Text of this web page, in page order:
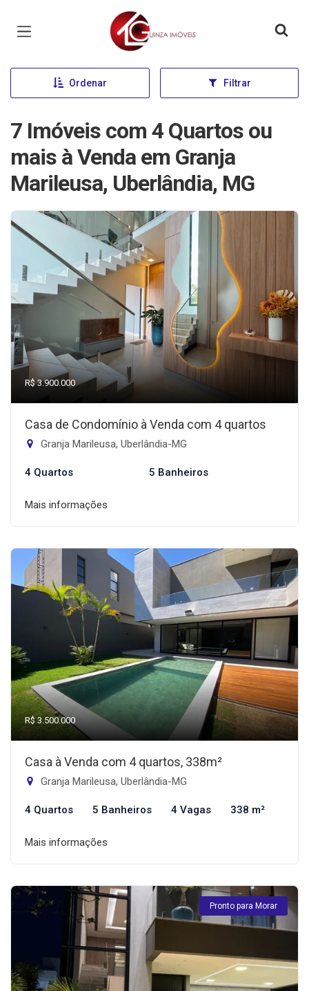
Página inicial
Ordenar Filtrar
7 Imóveis com 4 Quartos ou
mais à Venda em Granja
Marileusa, Uberlândia, MG
R$ 3.900.000
Casa de Condomínio à Venda com 4 quartos
Granja Marileusa, Uberlândia-MG
4 Quartos 5 Banheiros
Mais informações
R$ 3.500.000
Casa à Venda com 4 quartos, 338m²
Granja Marileusa, Uberlândia-MG
4 Quartos 5 Banheiros 4 Vagas 338 m²
Mais informações
Pronto para Morar